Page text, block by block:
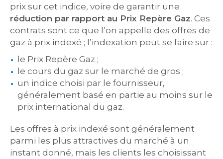
prix sur cet indice, voire de garantir une
réduction par rapport au Prix Repère Gaz. Ces
contrats sont ce que l’on appelle des offres de
gaz à prix indexé ; l’indexation peut se faire sur :
le Prix Repère Gaz ;
le cours du gaz sur le marché de gros ;
un indice choisi par le fournisseur,
généralement basé en partie au moins sur le
prix international du gaz.
Les offres à prix indexé sont généralement
parmi les plus attractives du marché à un
instant donné, mais les clients les choisissant